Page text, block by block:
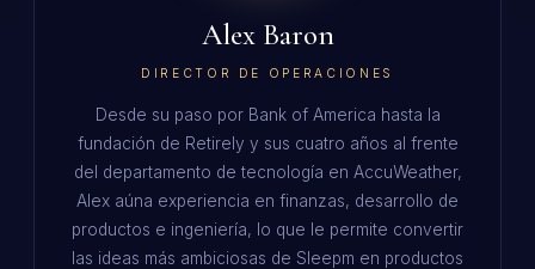
Alex Baron
DIRECTOR DE OPERACIONES
Desde su paso por Bank of America hasta la
fundación de Retirely y sus cuatro años al frente
del departamento de tecnología en AccuWeather,
Alex aúna experiencia en finanzas, desarrollo de
productos e ingeniería, lo que le permite convertir
las ideas más ambiciosas de Sleepm en productos